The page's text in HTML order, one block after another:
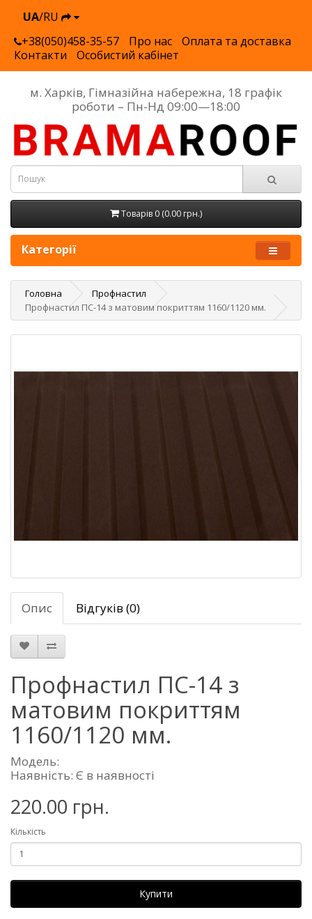
UA/RU
+38(050)458-35-57
Про нас
Оплата та доставка
Контакти
Особистий кабінет
м. Харків, Гімназійна набережна, 18 графік
роботи – Пн-Нд 09:00—18:00
Товарів 0 (0.00 грн.)
Категорії
Головна
Профнастил
Профнастил ПС-14 з матовим покриттям 1160/1120 мм.
Опис Відгуків (0)
Профнастил ПС-14 з
матовим покриттям
1160/1120 мм.
Модель:
Наявність: Є в наявності
220.00 грн.
Кількість
Купити